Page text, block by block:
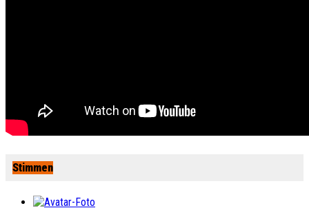
Stimmen